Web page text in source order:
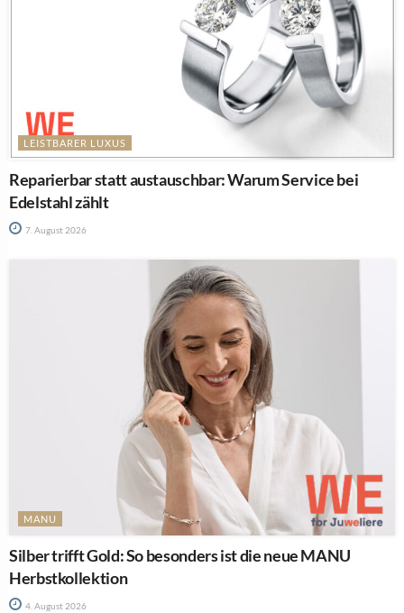
LEISTBARER LUXUS
Reparierbar statt austauschbar: Warum Service bei
Edelstahl zählt
7. August 2026
MANU
Silber trifft Gold: So besonders ist die neue MANU
Herbstkollektion
4. August 2026